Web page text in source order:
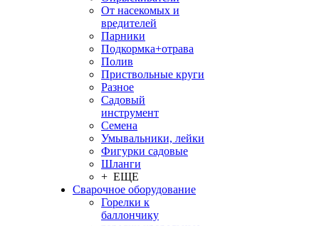
От насекомых и
вредителей
Парники
Подкормка+отрава
Полив
Приствольные круги
Разное
Садовый
инструмент
Семена
Умывальники, лейки
Фигурки садовые
Шланги
+ ЕЩЕ
Сварочное оборудование
Горелки к
баллончику